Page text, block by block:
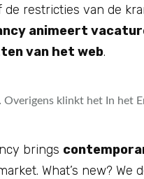
de restricties van de
animeert
van het web.
Overigens klinkt het In het
brings
What’s new?